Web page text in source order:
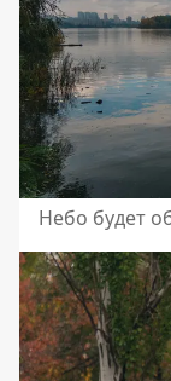
Небо будет